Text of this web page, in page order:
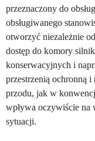
przeznaczony do
obsługiwanego
otworzyć niezależnie
dostęp do komory
konserwacyjnych i
przestrzenią ochronną
przodu, jak w
wpływa oczywiście na
sytuacji.